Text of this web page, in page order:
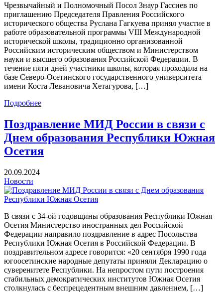
Чрезвычайный и Полномочный Посол Знаур Гассиев по
приглашению Председателя Правления Российского
исторического общества Руслана Гагкуева принял участие в
работе образовательной программы VIII Международной
исторической школы, традиционно организованной
Российским историческим обществом и Министерством
науки и высшего образования Российской Федерации. В
течение пяти дней участники школы, которая проходила на
базе Северо-Осетинского государственного университета
имени Коста Левановича Хетагурова, […]
Подробнее
Поздравление МИД России в связи с
Днем образования Республики Южная
Осетия
20.09.2024
Новости
В связи с 34-ой годовщины образования Республики Южная
Осетия Министерство иностранных дел Российской
Федерации направило поздравление в адрес Посольства
Республики Южная Осетия в Российской Федерации. В
поздравительном адресе говорится: «20 сентября 1990 года
югоосетинские народные депутаты приняли Декларацию о
суверенитете Республики. На непростом пути построения
стабильных демократических институтов Южная Осетия
столкнулась с беспрецедентным внешним давлением, […]